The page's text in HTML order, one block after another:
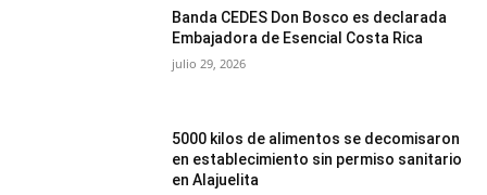
Banda CEDES Don Bosco es declarada
Embajadora de Esencial Costa Rica
julio 29, 2026
5000 kilos de alimentos se decomisaron
en establecimiento sin permiso sanitario
en Alajuelita